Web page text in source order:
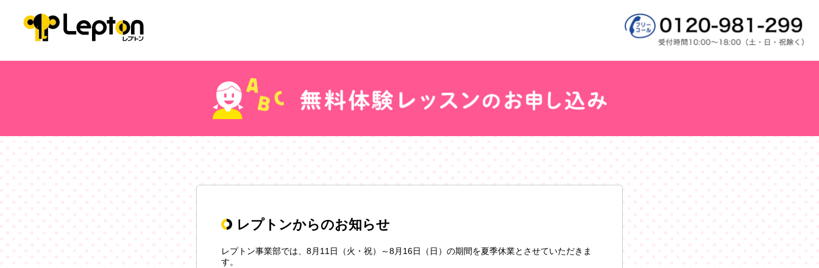
レプトンからのお知らせ
レプトン事業部では、8月11日（火・祝）～8月16日（日）の期間を夏季休業とさせていただきま
す。